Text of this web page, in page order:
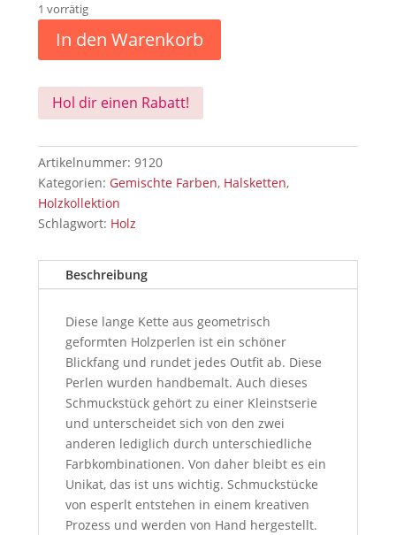
1 vorrätig
In den Warenkorb
Hol dir einen Rabatt!
Artikelnummer: 9120
Kategorien: Gemischte Farben, Halsketten,
Holzkollektion
Schlagwort: Holz
Beschreibung
Diese lange Kette aus geometrisch
geformten Holzperlen ist ein schöner
Blickfang und rundet jedes Outfit ab. Diese
Perlen wurden handbemalt. Auch dieses
Schmuckstück gehört zu einer Kleinstserie
und unterscheidet sich von den zwei
anderen lediglich durch unterschiedliche
Farbkombinationen. Von daher bleibt es ein
Unikat, das ist uns wichtig. Schmuckstücke
von esperlt entstehen in einem kreativen
Prozess und werden von Hand hergestellt.